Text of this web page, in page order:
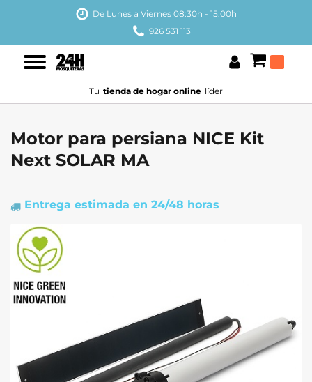
De Lunes a Viernes 08:30h - 15:00h
926 531 113
Tu tienda de hogar online líder
Motor para persiana NICE Kit
Next SOLAR MA
Entrega estimada en 24/48 horas